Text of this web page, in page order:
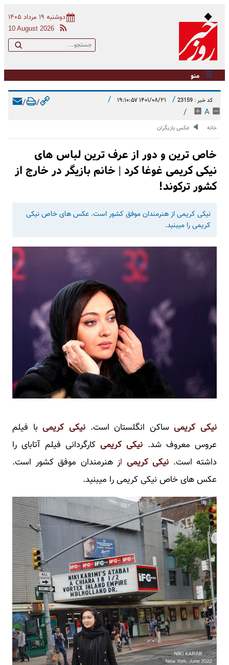
دوشنبه ۱۹ مرداد ۱۴۰۵
10 August 2026
منو
کد خبر : 23159 / ۱۴۰۱/۰۸/۲۱ ۱۹:۱۰:۵۷ /
A
/
/
/
خانه عکس بازیگران
خاص ترین و دور از عرف ترین لباس های
نیکی کریمی غوغا کرد | خانم بازیگر در خارج از
کشور ترکوند!
نیکی کریمی از هنرمندان موفق کشور است. عکس های خاص نیکی
کریمی را میبنید.
نیکی کریمی ساکن انگلستان است.نیکی کریمی با فیلم
عروس معروف شد. نیکی کریمی کارگردانی فیلم آتابای را
داشته است. نیکی کریمی از هنرمندان موفق کشور است.
عکس های خاص نیکی کریمی را میبنید.